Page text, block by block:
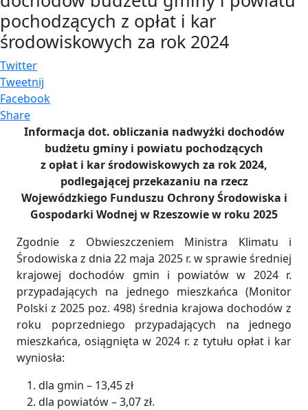
pochodzących z opłat i kar
środowiskowych za rok 2024
Twitter
Tweetnij
Facebook
Share
Informacja dot. obliczania nadwyżki dochodów
budżetu gminy i powiatu pochodzących
z opłat i kar środowiskowych za rok 2024,
podlegającej przekazaniu na rzecz
Wojewódzkiego Funduszu Ochrony Środowiska i
Gospodarki Wodnej w Rzeszowie w roku 2025
Zgodnie z Obwieszczeniem Ministra Klimatu i
Środowiska z dnia 22 maja 2025 r. w sprawie średniej
krajowej dochodów gmin i powiatów w 2024 r.
przypadających na jednego mieszkańca (Monitor
Polski z 2025 poz. 498) średnia krajowa dochodów z
roku poprzedniego przypadających na jednego
mieszkańca, osiągnięta w 2024 r. z tytułu opłat i kar
wyniosła:
dla gmin – 13,45 zł
dla powiatów – 3,07 zł.